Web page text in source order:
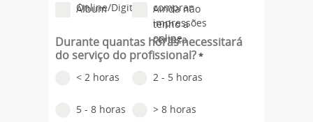
Online/Digitais
comprar
impressões
online
Álbum
Ainda não
tenho a
certeza
Durante quantas horas necessitará
do serviço do profissional? *
< 2 horas 2 - 5 horas
5 - 8 horas > 8 horas